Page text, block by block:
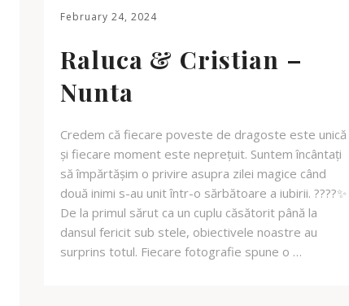
February 24, 2024
Raluca & Cristian –
Nunta
Credem că fiecare poveste de dragoste este unică
și fiecare moment este neprețuit. Suntem încântați
să împărtășim o privire asupra zilei magice când
două inimi s-au unit într-o sărbătoare a iubirii. ????✨
De la primul sărut ca un cuplu căsătorit până la
dansul fericit sub stele, obiectivele noastre au
surprins totul. Fiecare fotografie spune o …